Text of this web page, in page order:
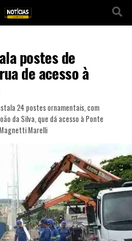
postes de
de acesso à
24 postes ornamentais, com
da Silva, que dá acesso à Ponte
Marelli